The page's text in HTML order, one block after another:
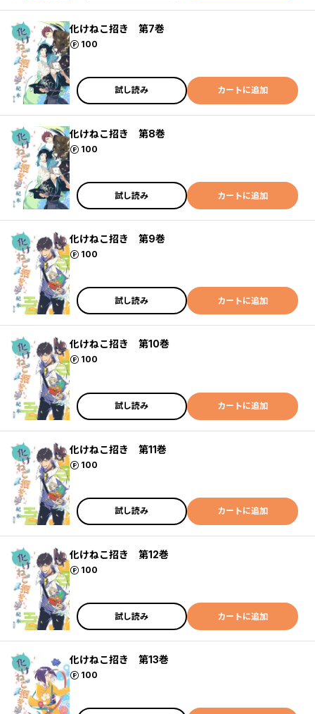
化けねこ招き 第7巻
100
ポイント
試し読み カートに追加
化けねこ招き 第8巻
100
ポイント
試し読み カートに追加
化けねこ招き 第9巻
100
ポイント
試し読み カートに追加
化けねこ招き 第10巻
100
ポイント
試し読み カートに追加
化けねこ招き 第11巻
100
ポイント
試し読み カートに追加
化けねこ招き 第12巻
100
ポイント
試し読み カートに追加
化けねこ招き 第13巻
100
ポイント